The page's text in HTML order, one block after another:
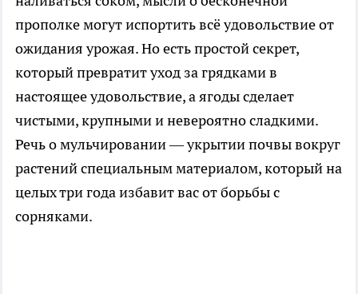
прополке могут испортить всё удовольствие от
ожидания урожая. Но есть простой секрет,
который превратит уход за грядками в
настоящее удовольствие, а ягоды сделает
чистыми, крупными и невероятно сладкими.
Речь о мульчировании — укрытии почвы вокруг
растений специальным материалом, который на
целых три года избавит вас от борьбы с
сорняками.